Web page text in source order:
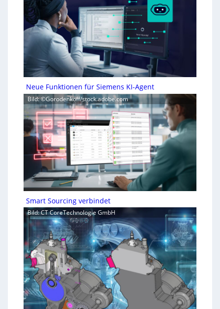
Neue Funktionen für Siemens KI-Agent
Bild: ©Gorodenkoff/stock.adobe.com
Smart Sourcing verbindet
Bild: CT CoreTechnologie GmbH